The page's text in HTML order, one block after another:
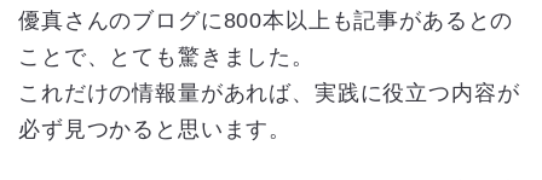
優真さんのブログに800本以上も記事があるとの
ことで、とても驚きました。
これだけの情報量があれば、実践に役立つ内容が
必ず見つかると思います。